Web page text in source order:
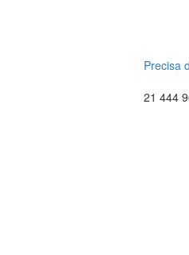
Precisa
21 444